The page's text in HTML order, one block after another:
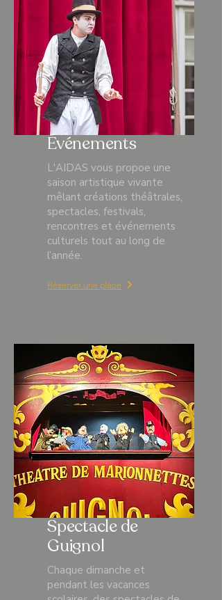
Événements
L'AIDAS vous propoe une
saison artistique vivante
mêlant créations théâtrales,
spectacles, festivals,
rencontres et événements
culturels tout au long de
l’année.
Réserver une place
Spectacle de
Guignol
Chaque dimanche et
pendant les vacances